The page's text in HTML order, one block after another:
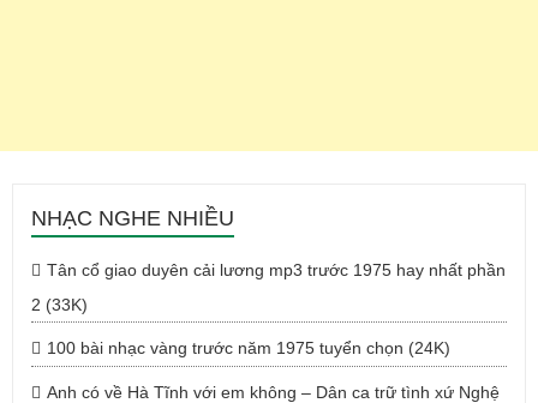
NHẠC NGHE NHIỀU
Tân cổ giao duyên cải lương mp3 trước 1975 hay nhất phần
2 (33K)
100 bài nhạc vàng trước năm 1975 tuyển chọn (24K)
Anh có về Hà Tĩnh với em không – Dân ca trữ tình xứ Nghệ